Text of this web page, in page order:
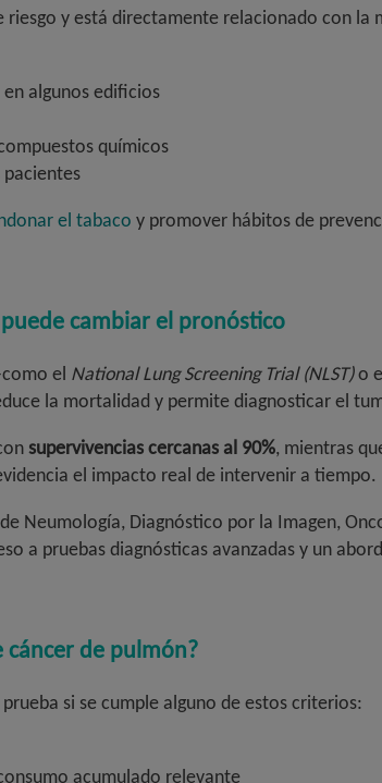
y está directamente relacionado con
algunos edificios
químicos
el tabaco y promover hábitos de
cambiar el pronóstico
el National Lung Screening Trial (NLST)o
la mortalidad y permite diagnosticar el
supervivencias cercanas al 90%, mientras
el impacto real de intervenir a tiempo.
Neumología, Diagnóstico por la Imagen,
a pruebas diagnósticas avanzadas y un
de pulmón?
si se cumple alguno de estos criterios:
acumulado relevante